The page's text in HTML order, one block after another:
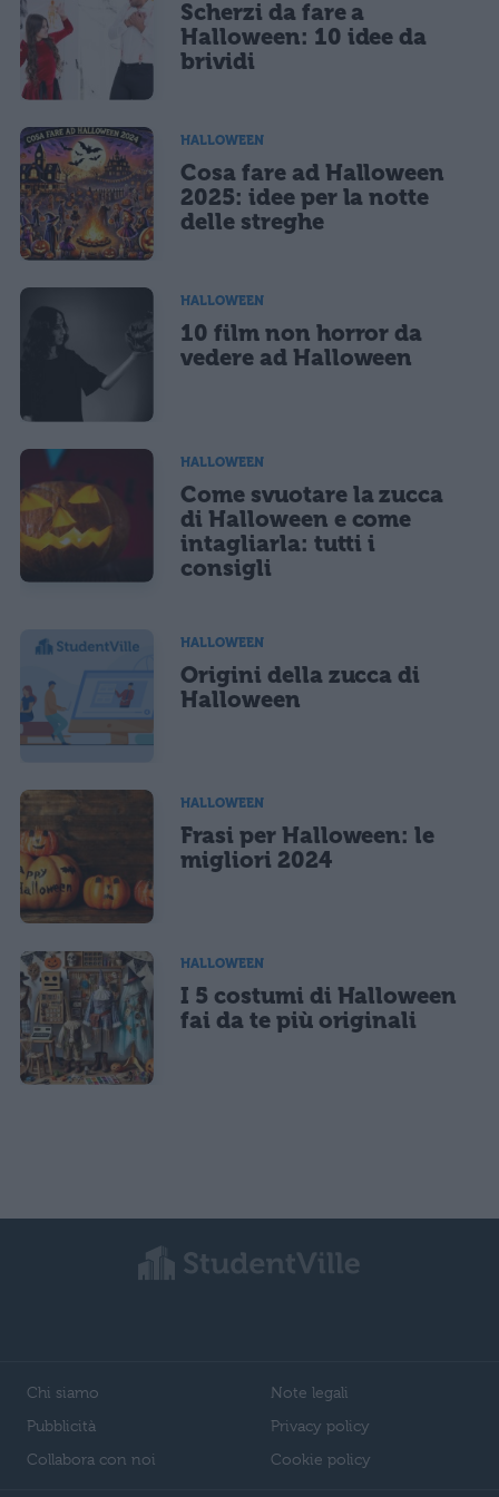
Scherzi da fare a
Halloween: 10 idee da
brividi
HALLOWEEN
Cosa fare ad Halloween
2025: idee per la notte
delle streghe
HALLOWEEN
10 film non horror da
vedere ad Halloween
HALLOWEEN
Come svuotare la zucca
di Halloween e come
intagliarla: tutti i
consigli
HALLOWEEN
Origini della zucca di
Halloween
HALLOWEEN
Frasi per Halloween: le
migliori 2024
HALLOWEEN
I 5 costumi di Halloween
fai da te più originali
Chi siamo
Pubblicità
Collabora con noi
Note legali
Privacy policy
Cookie policy